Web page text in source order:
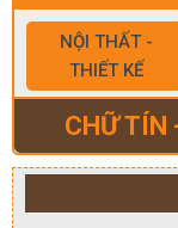
NỘI THẤT -
THIẾT KẾ
CHỮ TÍN